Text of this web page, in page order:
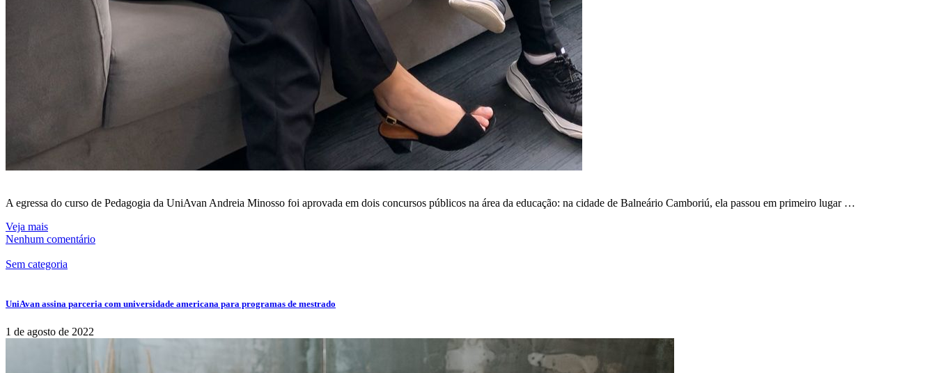
A egressa do curso de Pedagogia da UniAvan Andreia Minosso foi aprovada em dois concursos públicos na área da educação: na cidade de Balneário Camboriú, ela passou em primeiro lugar …
Veja mais
Nenhum comentário
Sem categoria
UniAvan assina parceria com universidade americana para programas de mestrado
1 de agosto de 2022